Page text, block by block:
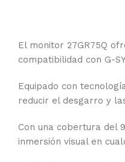
El monitor 27GR75Q
compatibilidad con G-
Equipado con
reducir el desgarro y
Con una cobertura del
inmersión visual en